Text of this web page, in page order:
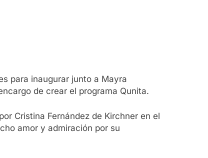
para inaugurar junto a Mayra
de crear el programa Qunita.
Cristina Fernández de Kirchner en el
amor y admiración por su